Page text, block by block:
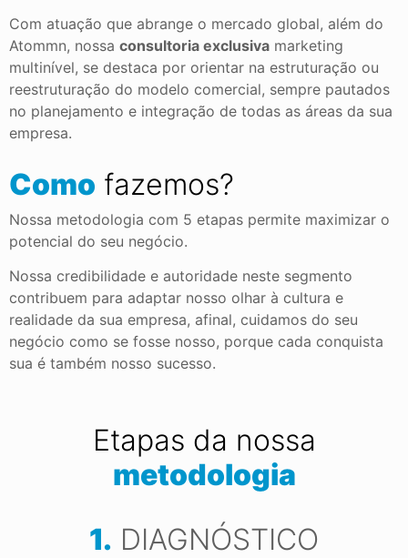
Com atuação que abrange o mercado global, além do
Atommn, nossa consultoria exclusiva marketing
multinível, se destaca por orientar na estruturação ou
reestruturação do modelo comercial, sempre pautados
no planejamento e integração de todas as áreas da sua
empresa.
Como fazemos?
Nossa metodologia com 5 etapas permite maximizar o
potencial do seu negócio.
Nossa credibilidade e autoridade neste segmento
contribuem para adaptar nosso olhar à cultura e
realidade da sua empresa, afinal, cuidamos do seu
negócio como se fosse nosso, porque cada conquista
sua é também nosso sucesso.
Etapas da nossa
metodologia
1. DIAGNÓSTICO